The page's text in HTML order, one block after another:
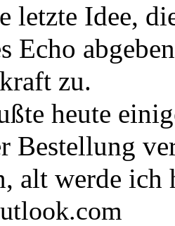
letzte Idee,
Echo
zu.
heute
Bestellung
alt werde